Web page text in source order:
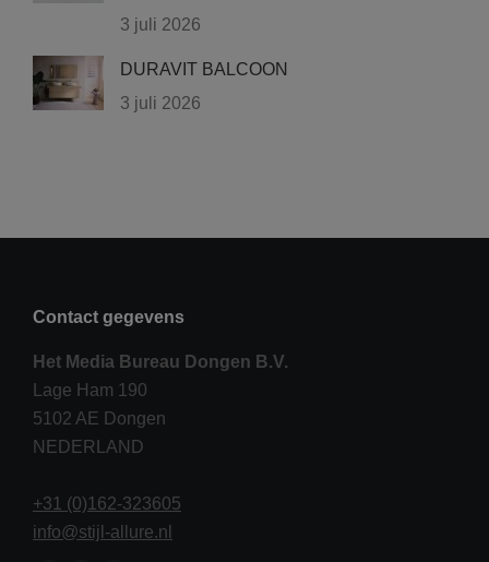
3 juli 2026
DURAVIT BALCOON
3 juli 2026
Contact gegevens
Het Media Bureau Dongen B.V.
Lage Ham 190
5102 AE Dongen
NEDERLAND
+31 (0)162-323605
info@stijl-allure.nl